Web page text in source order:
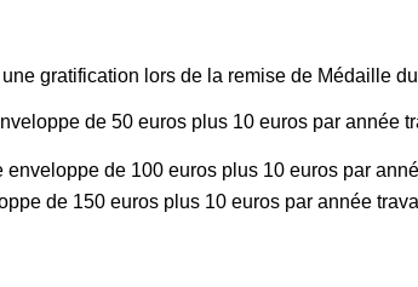
gratification lors de la remise de Médaille
de 50 euros plus 10 euros par année
enveloppe de 100 euros plus 10 euros par
de 150 euros plus 10 euros par année